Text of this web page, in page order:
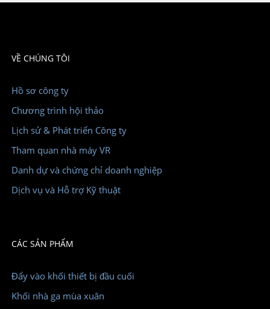
VỀ CHÚNG TÔI
Hồ sơ công ty
Chương trình hội thảo
Lịch sử & Phát triển Công ty
Tham quan nhà máy VR
Danh dự và chứng chỉ doanh nghiệp
Dịch vụ và Hỗ trợ Kỹ thuật
CÁC SẢN PHẨM
Đẩy vào khối thiết bị đầu cuối
Khối nhà ga mùa xuân